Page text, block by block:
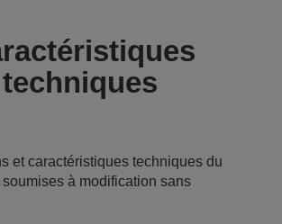
techniques
et caractéristiques techniques du
à modification sans